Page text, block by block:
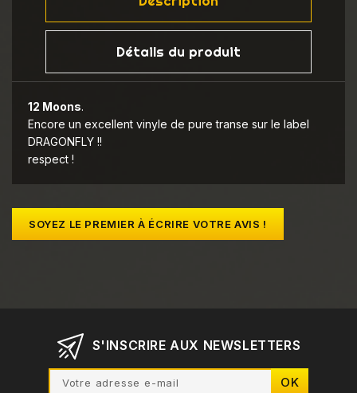
Détails du produit
12 Moons.
Encore un excellent vinyle de pure transe sur le label
DRAGONFLY !!
respect !
SOYEZ LE PREMIER À ÉCRIRE VOTRE AVIS !
S'INSCRIRE AUX NEWSLETTERS